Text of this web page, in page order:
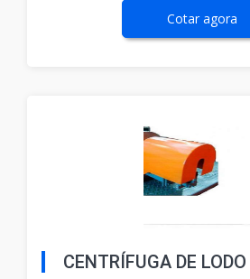
Cotar agora
CENTRÍFUGA DE LODO